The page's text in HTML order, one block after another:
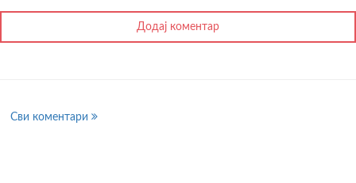
Сви коментари